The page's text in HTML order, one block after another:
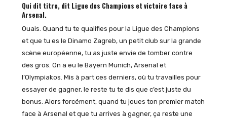
Qui dit titre, dit Ligue des Champions et victoire face à
Arsenal.
Ouais. Quand tu te qualifies pour la Ligue des Champions
et que tu es le Dinamo Zagreb, un petit club sur la grande
scène européenne, tu as juste envie de tomber contre
des gros. On a eu le Bayern Munich, Arsenal et
l’Olympiakos. Mis à part ces derniers, où tu travailles pour
essayer de gagner, le reste tu te dis que c’est juste du
bonus. Alors forcément, quand tu joues ton premier match
face à Arsenal et que tu arrives à gagner, ça reste une